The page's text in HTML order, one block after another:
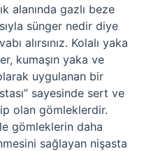
alanında gazlı beze
sünger nedir diye
alırsınız. Kolalı yaka
kumaşın yaka ve
uygulanan bir
sayesinde sert ve
olan gömleklerdir.
gömleklerin daha
sağlayan nişasta